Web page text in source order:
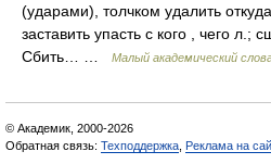
(ударами), толчком удалить
заставить упасть с кого , чего л.;
Сбить… …
Малый академический
© Академик, 2000-2026
Обратная связь: Техподдержка Реклама на